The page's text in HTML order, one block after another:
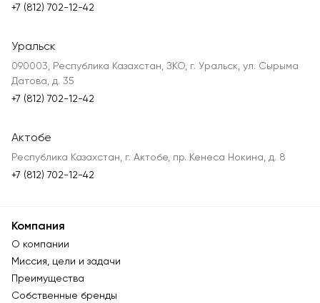
+7 (812) 702-12-42
Уральск
090003, Республика Казахстан, ЗКО, г. Уральск, ул. Сырыма
Датова, д. 35
+7 (812) 702-12-42
Актобе
Республика Казахстан, г. Актобе, пр. Кенеса Нокина, д. 8
+7 (812) 702-12-42
Компания
О компании
Миссия, цели и задачи
Преимущества
Собственные бренды